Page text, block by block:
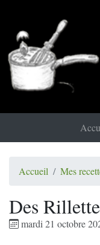
Accueil Mes
Des
mardi 21 octobre